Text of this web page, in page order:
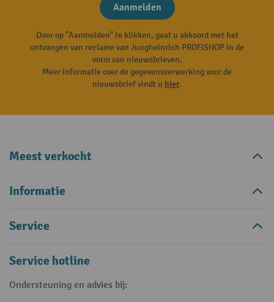
Aanmelden
Door op "Aanmelden" te klikken, gaat u akkoord met het
ontvangen van reclame van Jungheinrich PROFISHOP in de
vorm van nieuwsbrieven.
Meer informatie over de gegevensverwerking voor de
nieuwsbrief vindt u hier.
Meest verkocht
Informatie
Service
Service hotline
Ondersteuning en advies bij: